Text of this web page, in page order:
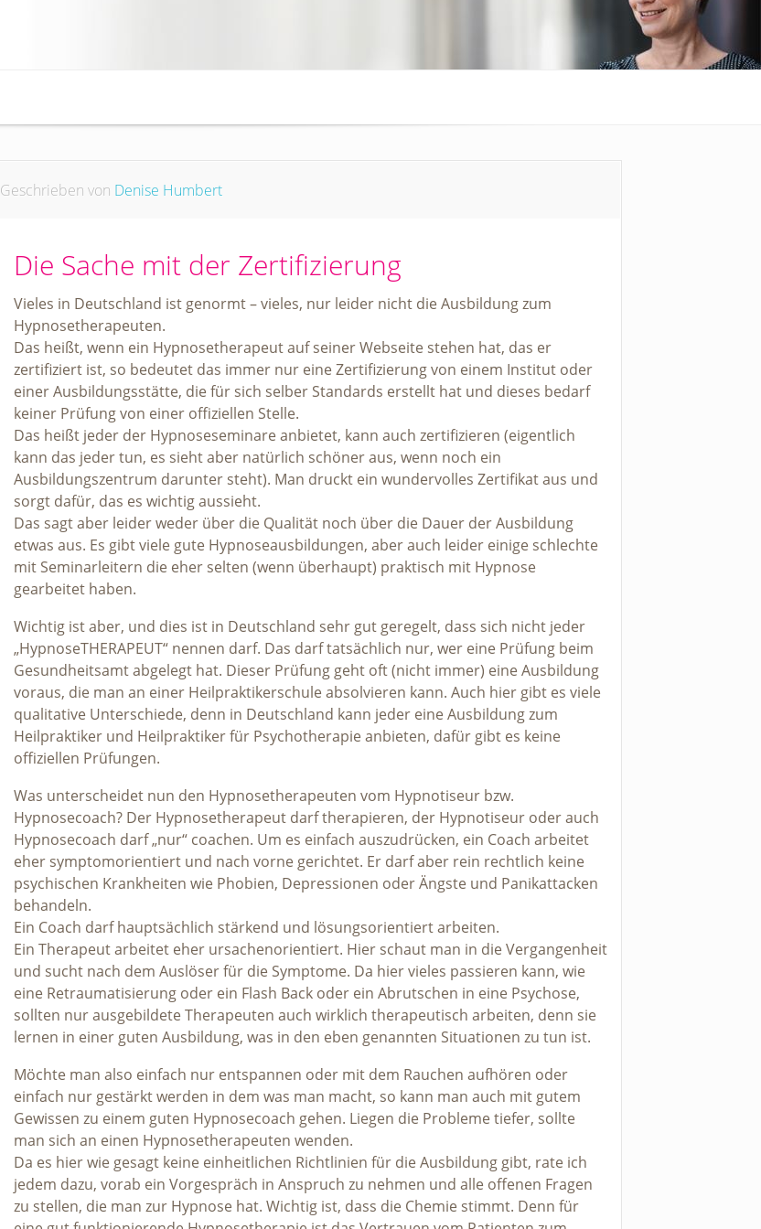
Geschrieben von Denise Humbert
Die Sache mit der Zertifizierung
Vieles in Deutschland ist genormt – vieles, nur leider nicht die Ausbildung zum
Hypnosetherapeuten.
Das heißt, wenn ein Hypnosetherapeut auf seiner Webseite stehen hat, das er
zertifiziert ist, so bedeutet das immer nur eine Zertifizierung von einem Institut oder
einer Ausbildungsstätte, die für sich selber Standards erstellt hat und dieses bedarf
keiner Prüfung von einer offiziellen Stelle.
Das heißt jeder der Hypnoseseminare anbietet, kann auch zertifizieren (eigentlich
kann das jeder tun, es sieht aber natürlich schöner aus, wenn noch ein
Ausbildungszentrum darunter steht). Man druckt ein wundervolles Zertifikat aus und
sorgt dafür, das es wichtig aussieht.
Das sagt aber leider weder über die Qualität noch über die Dauer der Ausbildung
etwas aus. Es gibt viele gute Hypnoseausbildungen, aber auch leider einige schlechte
mit Seminarleitern die eher selten (wenn überhaupt) praktisch mit Hypnose
gearbeitet haben.
Wichtig ist aber, und dies ist in Deutschland sehr gut geregelt, dass sich nicht jeder
„HypnoseTHERAPEUT“ nennen darf. Das darf tatsächlich nur, wer eine Prüfung beim
Gesundheitsamt abgelegt hat. Dieser Prüfung geht oft (nicht immer) eine Ausbildung
voraus, die man an einer Heilpraktikerschule absolvieren kann. Auch hier gibt es viele
qualitative Unterschiede, denn in Deutschland kann jeder eine Ausbildung zum
Heilpraktiker und Heilpraktiker für Psychotherapie anbieten, dafür gibt es keine
offiziellen Prüfungen.
Was unterscheidet nun den Hypnosetherapeuten vom Hypnotiseur bzw.
Hypnosecoach? Der Hypnosetherapeut darf therapieren, der Hypnotiseur oder auch
Hypnosecoach darf „nur“ coachen. Um es einfach auszudrücken, ein Coach arbeitet
eher symptomorientiert und nach vorne gerichtet. Er darf aber rein rechtlich keine
psychischen Krankheiten wie Phobien, Depressionen oder Ängste und Panikattacken
behandeln.
Ein Coach darf hauptsächlich stärkend und lösungsorientiert arbeiten.
Ein Therapeut arbeitet eher ursachenorientiert. Hier schaut man in die Vergangenheit
und sucht nach dem Auslöser für die Symptome. Da hier vieles passieren kann, wie
eine Retraumatisierung oder ein Flash Back oder ein Abrutschen in eine Psychose,
sollten nur ausgebildete Therapeuten auch wirklich therapeutisch arbeiten, denn sie
lernen in einer guten Ausbildung, was in den eben genannten Situationen zu tun ist.
Möchte man also einfach nur entspannen oder mit dem Rauchen aufhören oder
einfach nur gestärkt werden in dem was man macht, so kann man auch mit gutem
Gewissen zu einem guten Hypnosecoach gehen. Liegen die Probleme tiefer, sollte
man sich an einen Hypnosetherapeuten wenden.
Da es hier wie gesagt keine einheitlichen Richtlinien für die Ausbildung gibt, rate ich
jedem dazu, vorab ein Vorgespräch in Anspruch zu nehmen und alle offenen Fragen
zu stellen, die man zur Hypnose hat. Wichtig ist, dass die Chemie stimmt. Denn für